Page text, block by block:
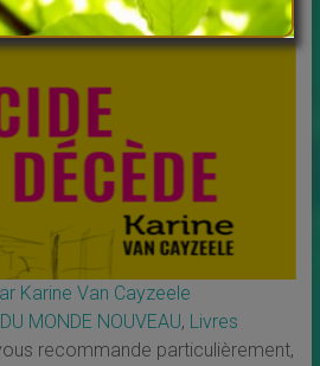
Karine Van Cayzeele
MONDE NOUVEAU, Livres
recommande particulièrement,